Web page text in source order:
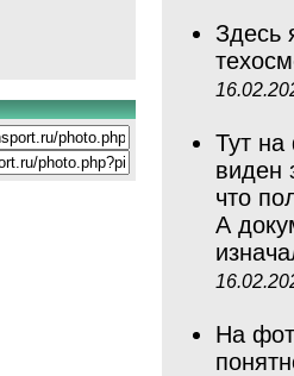
Здесь
Тут на
виден
что
А
На